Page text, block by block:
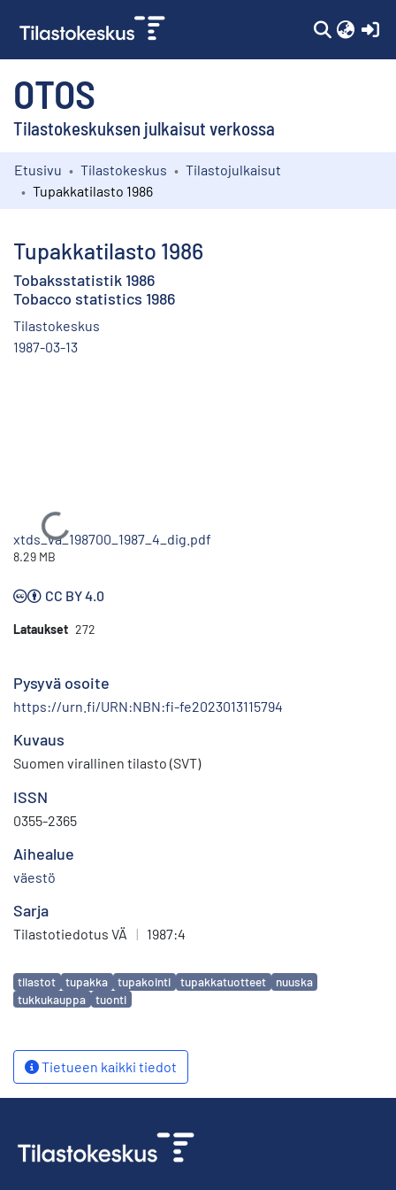
OTOS
Tilastokeskuksen julkaisut verkossa
Kokoelmat
Etusivu Tilastokeskus
Tilastojulkaisut
Tupakkatilasto 1986
Tupakkatilasto 1986
Tobaksstatistik 1986
Tobacco statistics 1986
Tilastokeskus
1987-03-13
Ladataan...
xtds_va_198700_1987_4_dig.pdf
8.29 MB
CC BY 4.0
Lataukset 272
Pysyvä osoite
https://urn.fi/URN:NBN:fi-fe2023013115794
Kuvaus
Suomen virallinen tilasto (SVT)
ISSN
0355-2365
Aihealue
väestö
Sarja
Tilastotiedotus VÄ | 1987:4
Avainsanat
tilastot tupakka tupakointi tupakkatuotteet
nuuska
tukkukauppa
tuonti
Tietueen kaikki tiedot